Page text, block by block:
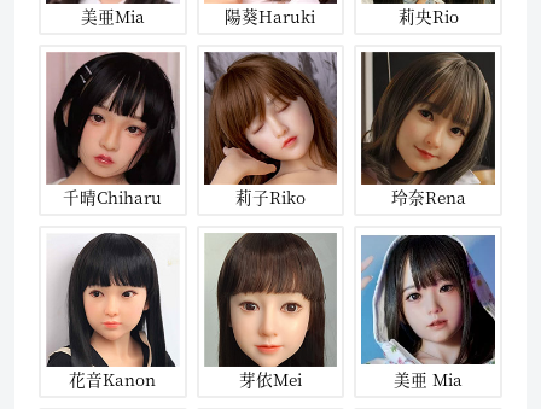
美亜Mia 陽葵Haruki 莉央Rio
千晴Chiharu 莉子Riko 玲奈Rena
花音Kanon 芽依Mei 美亜 Mia